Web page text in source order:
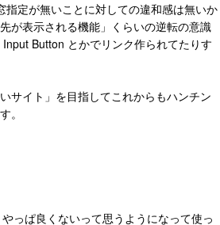
定が無いことに対しての違和感は無いか
が表示される機能」くらいの逆転の意識
Button とかでリンク作られてたりす
サイト」を目指してこれからもハンチン
。
っぱ良くないって思うようになって使っ